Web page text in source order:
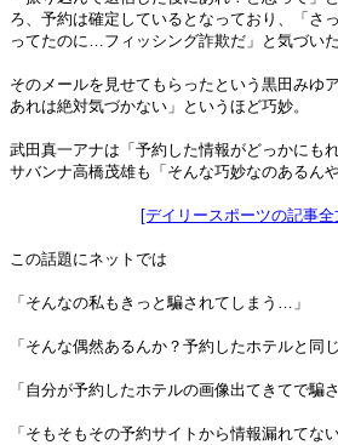
ろ、予約は確定しているとなっており、「さ
ってたのに…フィッシング詐欺だ」と気づいた
そのメールを見せてもらったという黒田みゆ
あれは絶対気づかない」というほど巧妙。
武田真一アナは「予約した情報がどっかにも
サバンナ高橋茂雄も「そんな巧妙なのあるん
[デイリースポーツの記事全
この話題にネットでは
「そんなの私もきっと騙されてしまう…」
「そんな偶然あるんか？予約したホテルと同
「自分が予約したホテルの画像出てきてで騙
「そもそもその予約サイトから情報漏れてな